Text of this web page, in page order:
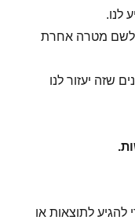
לנו.
לשם מטרה אחרת
שזה יעזור לנו
לתוצאות או